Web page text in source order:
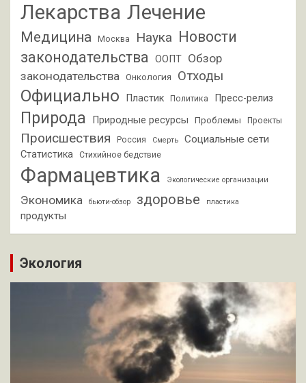
Лекарства Лечение
Медицина Москва Наука
Новости
законодательства ООПТ Обзор
законодательства Онкология Отходы
Официально Пластик Политика Пресс-релиз
Природа Природные ресурсы Проблемы Проекты
Происшествия Россия Смерть Социальные сети
Статистика Стихийное бедствие
Фармацевтика Экологические организации
Экономика бьюти-обзор здоровье пластика
продукты
Экология